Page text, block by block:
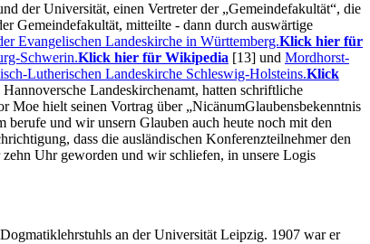
der Universität, einen Vertreter der Gemeindefakultät , die
Gemeindefakultät, mitteilte - dann durch auswärtige
Evangelischen Landeskirche in Württemberg.Klick hier für
Schwerin.Klick hier für Wikipedia [13] und Mordhorst-
Lutherischen Landeskirche Schleswig-Holsteins.Klick
Landeskirchenamt, hatten schriftliche
Moe hielt seinen Vortrag über NicänumGlaubensbekenntnis
und wir unsern Glauben auch heute noch mit den
dass die ausländischen Konferenzteilnehmer den
Uhr geworden und wir schliefen, in unsere Logis
an der Universität Leipzig. 1907 war er